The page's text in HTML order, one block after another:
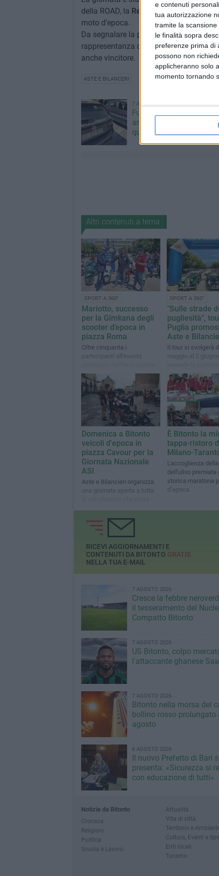
e contenuti
tua autorizzazione
tramite la
le finalità sopra
preferenze prima di
possono non
applicheranno solo
momento tornando
della ROAD, la Rete Organizzazioni
moto d'epoca.
Da segnalare la presenza del gemellato
rappresentanza di maggiolini e del suo
anche vincitore.
ASTE E BILANCERI
7 AGOSTO 2026
Furti e assalto al
arrestato 30enne: deve
quasi 10 anni
Altri contenuti a tema
SPORT A 360°
Mariotto, successo
per la Gimkana degli
scooter d’epoca in
piazza Roma
Oltre cinquanta i
partecipanti all'evento
Aste e Bilancieri
SPORT A 360°
"Sulle strade
pugliesità",
Puglia
Aste e
Il tour si svolgerà
maggio al 2
50 equipaggi
Domenica a Bitonto
veicoli d'epoca in
piazza Cavour per la
Giornata Nazionale
ASI
Aste e Bilancieri organizza
una giornata aperta a tutta
È Bitonto la
tappa-ristoro
Milano-
L'accoglienza
dell'ulivo premiata
storica maratona
d’epoca
RICEVI AGGIORNAMENTI E
CONTENUTI DA BITONTO GRATIS
NELLA TUA E-MAIL
7 AGOSTO 2026
Cresce la febbre
il tesseramento del
Compatto Bitonto
7 AGOSTO 2026
US Bitonto, colpo
l'attaccante ghanese
7 AGOSTO 2026
Bitonto nella morsa del
bollino rosso prolungato
agosto
6 AGOSTO 2026
Il nuovo Prefetto di Bari
presenta: «Sicurezza si
con educazione di tutti»
Notizie da Bitonto
Cronaca
Religioni
Politica
Scuola e Lavoro
Attualità
Vita di città
Territorio e
Cultura, Eventi e
Enti locali
Turismo